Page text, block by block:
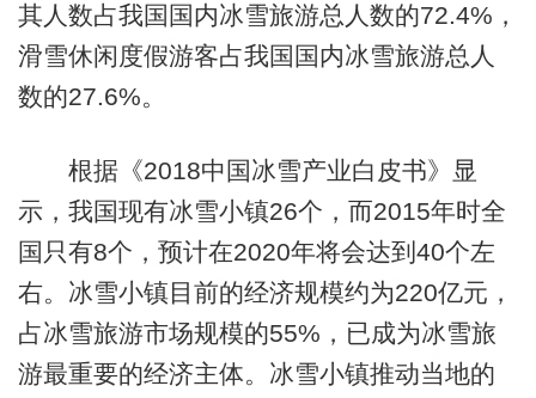
其人数占我国国内冰雪旅游总人数的72.4%，
滑雪休闲度假游客占我国国内冰雪旅游总人
数的27.6%。
根据《2018中国冰雪产业白皮书》显
示，我国现有冰雪小镇26个，而2015年时全
国只有8个，预计在2020年将会达到40个左
右。冰雪小镇目前的经济规模约为220亿元，
占冰雪旅游市场规模的55%，已成为冰雪旅
游最重要的经济主体。冰雪小镇推动当地的